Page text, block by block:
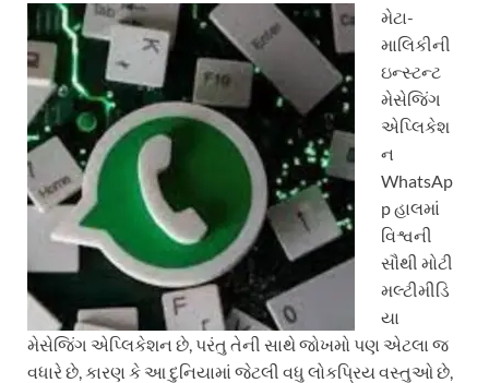
મેટા-
માલિકીની
ઇન્સ્ટન્ટ
મેસેજિંગ
એપ્લિકેશ
ન
WhatsAp
p હાલમાં
વિશ્વની
સૌથી મોટી
મલ્ટીમીડિ
યા
મેસેજિંગ એપ્લિકેશન છે, પરંતુ તેની સાથે જોખમો પણ એટલા જ
વધારે છે, કારણ કે આ દુનિયામાં જેટલી વધુ લોકપ્રિય વસ્તુઓ છે,